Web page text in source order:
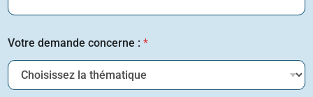
Votre demande concerne : *